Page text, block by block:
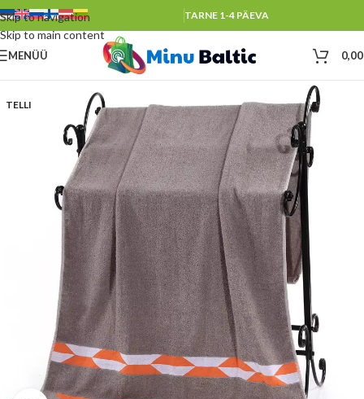
Skip to navigation
Skip to main content
TARNE 1-4 PÄEVA
MENÜÜ
TELLI